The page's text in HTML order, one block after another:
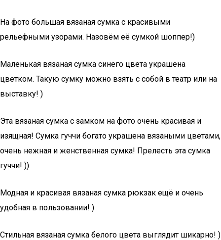
На фото большая вязаная сумка с красивыми
рельефными узорами. Назовём её сумкой шоппер!)
Маленькая вязаная сумка синего цвета украшена
цветком. Такую сумку можно взять с собой в театр или на
выставку! )
Эта вязаная сумка с замком на фото очень красивая и
изящная! Сумка гуччи богато украшена вязаными цветами,
очень нежная и женственная сумка! Прелесть эта сумка
гуччи! ))
Модная и красивая вязаная сумка рюкзак ещё и очень
удобная в пользовании! )
Стильная вязаная сумка белого цвета выглядит шикарно! )